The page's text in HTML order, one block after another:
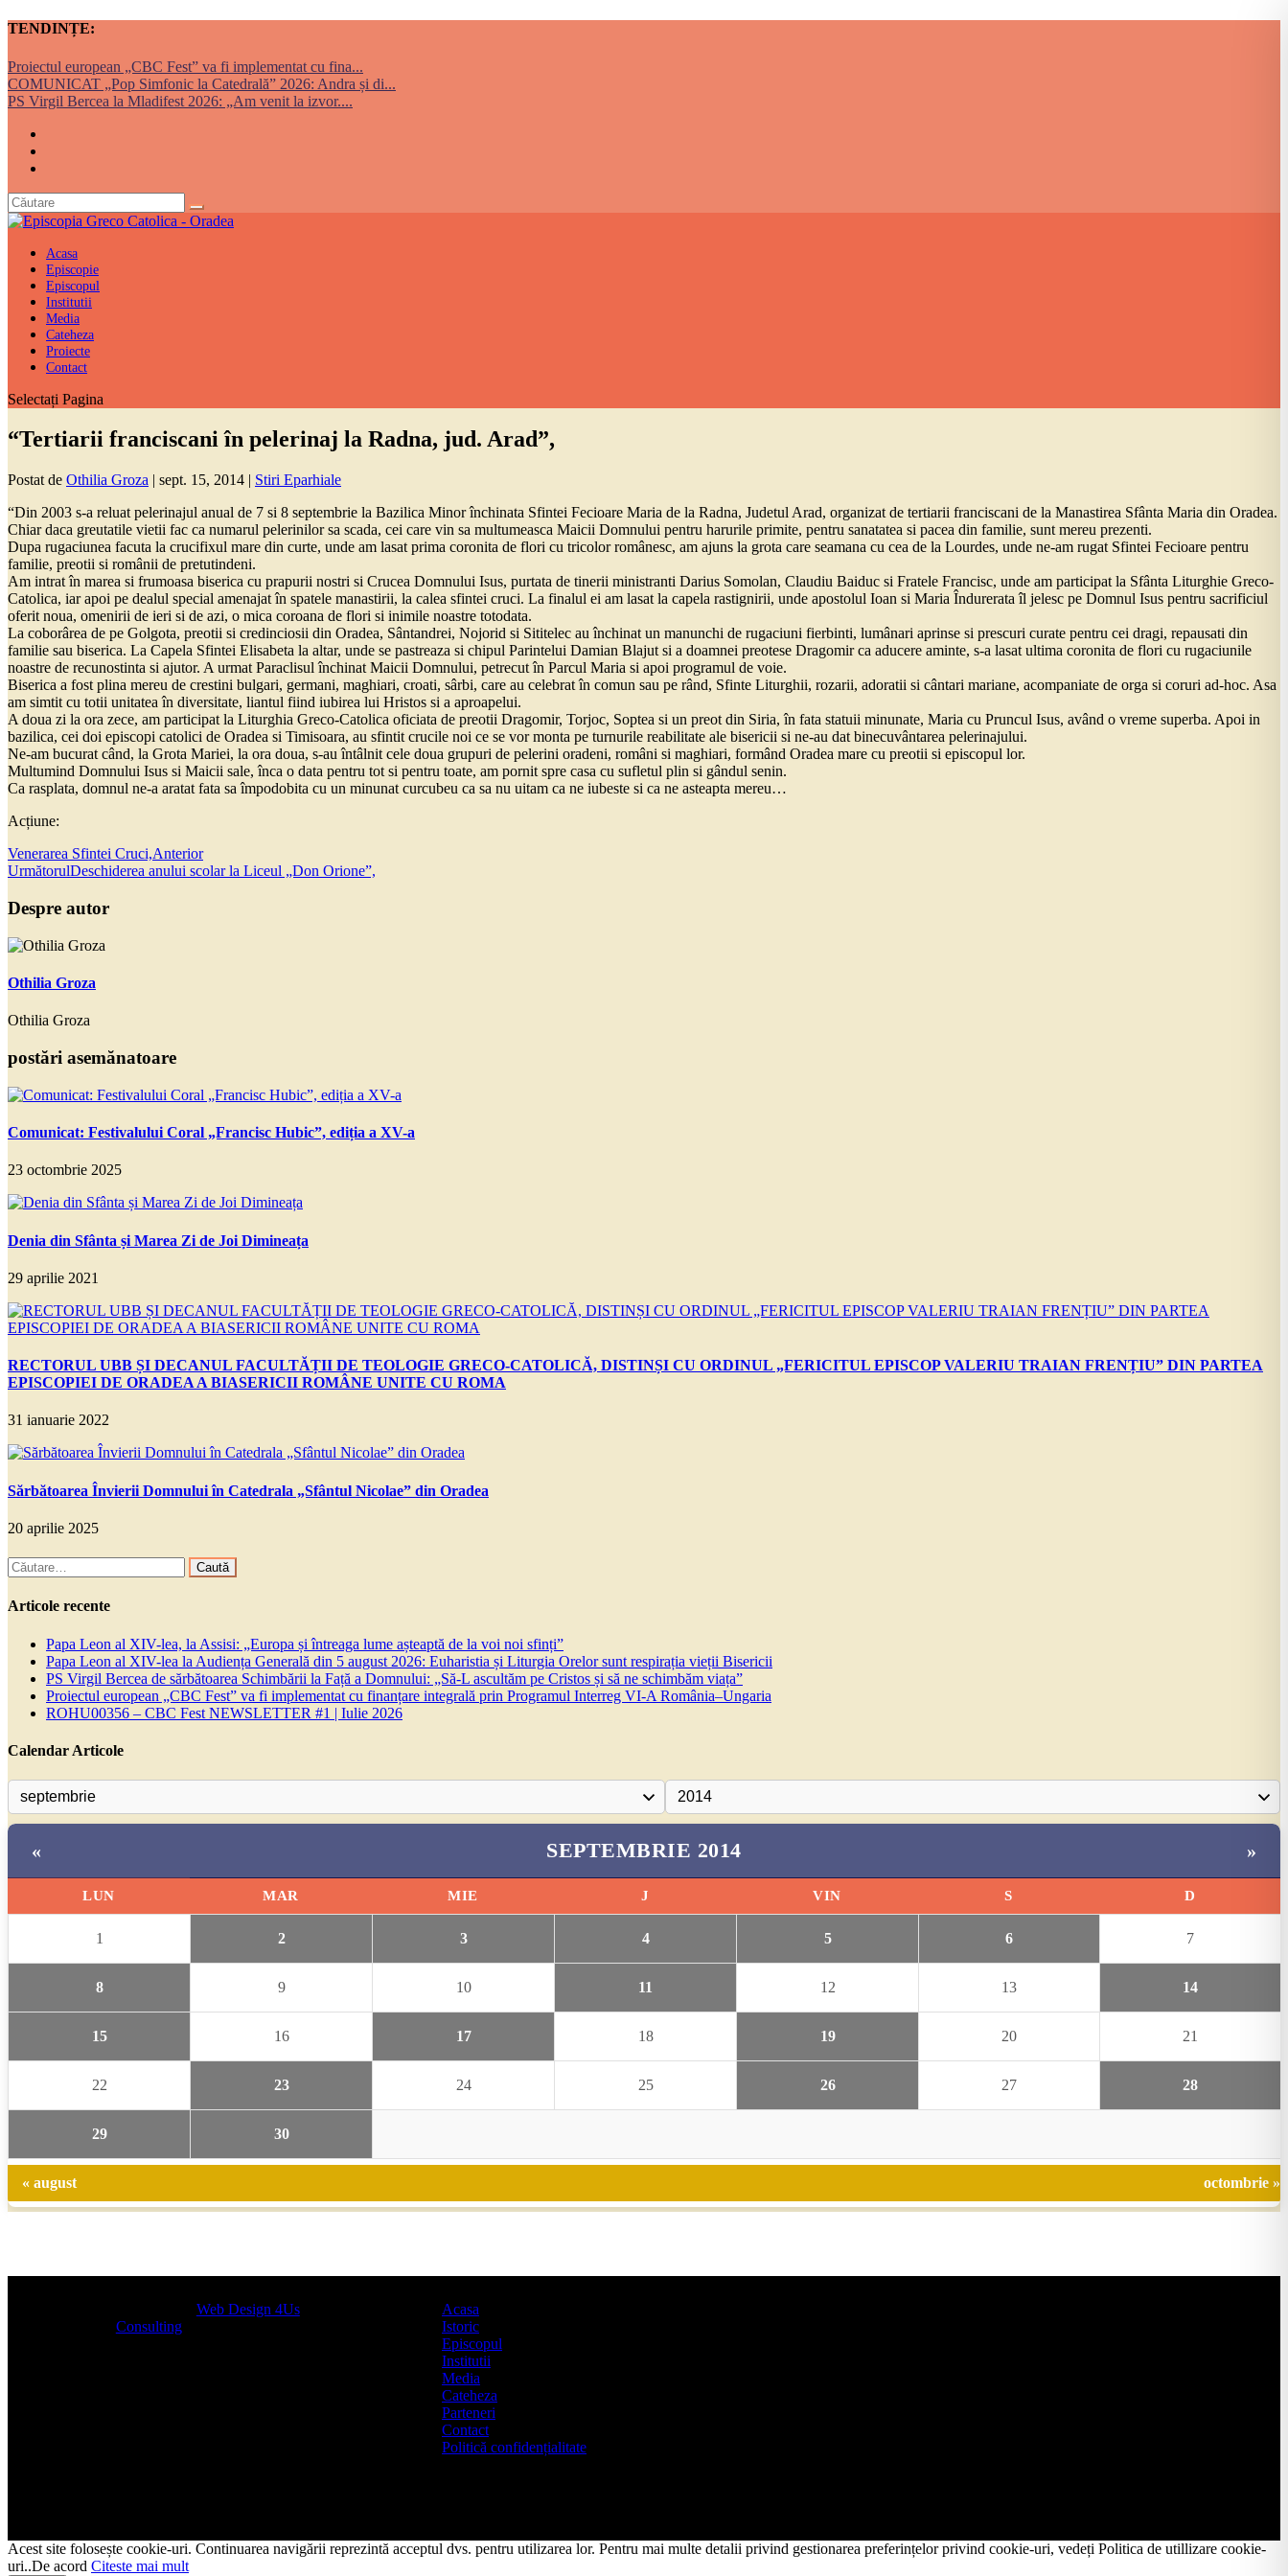
TENDINȚE:
Proiectul european „CBC Fest” va fi implementat cu fina...
COMUNICAT „Pop Simfonic la Catedrală” 2026: Andra și di...
PS Virgil Bercea la Mladifest 2026: „Am venit la izvor....
Acasa
Episcopie
Episcopul
Institutii
Media
Cateheza
Proiecte
Contact
Selectați Pagina
“Tertiarii franciscani în pelerinaj la Radna, jud. Arad”,
Postat de Othilia Groza | sept. 15, 2014 | Stiri Eparhiale
“Din 2003 s-a reluat pelerinajul anual de 7 si 8 septembrie la Bazilica Minor închinata Sfintei Fecioare Maria de la Radna, Judetul Arad, organizat de tertiarii franciscani de la Manastirea Sfânta Maria din Oradea.
Chiar daca greutatile vietii fac ca numarul pelerinilor sa scada, cei care vin sa multumeasca Maicii Domnului pentru harurile primite, pentru sanatatea si pacea din familie, sunt mereu prezenti.
Dupa rugaciunea facuta la crucifixul mare din curte, unde am lasat prima coronita de flori cu tricolor românesc, am ajuns la grota care seamana cu cea de la Lourdes, unde ne-am rugat Sfintei Fecioare pentru
familie, preotii si românii de pretutindeni.
Am intrat în marea si frumoasa biserica cu prapurii nostri si Crucea Domnului Isus, purtata de tinerii ministranti Darius Somolan, Claudiu Baiduc si Fratele Francisc, unde am participat la Sfânta Liturghie Greco-
Catolica, iar apoi pe dealul special amenajat în spatele manastirii, la calea sfintei cruci. La finalul ei am lasat la capela rastignirii, unde apostolul Ioan si Maria Îndurerata îl jelesc pe Domnul Isus pentru sacrificiul
oferit noua, omenirii de ieri si de azi, o mica coroana de flori si inimile noastre totodata.
La coborârea de pe Golgota, preotii si credinciosii din Oradea, Sântandrei, Nojorid si Sititelec au închinat un manunchi de rugaciuni fierbinti, lumânari aprinse si prescuri curate pentru cei dragi, repausati din
familie sau biserica. La Capela Sfintei Elisabeta la altar, unde se pastreaza si chipul Parintelui Damian Blajut si a doamnei preotese Dragomir ca aducere aminte, s-a lasat ultima coronita de flori cu rugaciunile
noastre de recunostinta si ajutor. A urmat Paraclisul închinat Maicii Domnului, petrecut în Parcul Maria si apoi programul de voie.
Biserica a fost plina mereu de crestini bulgari, germani, maghiari, croati, sârbi, care au celebrat în comun sau pe rând, Sfinte Liturghii, rozarii, adoratii si cântari mariane, acompaniate de orga si coruri ad-hoc. Asa
am simtit cu totii unitatea în diversitate, liantul fiind iubirea lui Hristos si a aproapelui.
A doua zi la ora zece, am participat la Liturghia Greco-Catolica oficiata de preotii Dragomir, Torjoc, Soptea si un preot din Siria, în fata statuii minunate, Maria cu Pruncul Isus, având o vreme superba. Apoi in
bazilica, cei doi episcopi catolici de Oradea si Timisoara, au sfintit crucile noi ce se vor monta pe turnurile reabilitate ale bisericii si ne-au dat binecuvântarea pelerinajului.
Ne-am bucurat când, la Grota Mariei, la ora doua, s-au întâlnit cele doua grupuri de pelerini oradeni, români si maghiari, formând Oradea mare cu preotii si episcopul lor.
Multumind Domnului Isus si Maicii sale, înca o data pentru tot si pentru toate, am pornit spre casa cu sufletul plin si gândul senin.
Ca rasplata, domnul ne-a aratat fata sa împodobita cu un minunat curcubeu ca sa nu uitam ca ne iubeste si ca ne asteapta mereu…
Acțiune:
Venerarea Sfintei Cruci,Anterior
UrmătorulDeschiderea anului scolar la Liceul „Don Orione”,
Despre autor
Othilia Groza
Othilia Groza
postări asemănatoare
Comunicat: Festivalului Coral „Francisc Hubic”, ediția a XV-a
23 octombrie 2025
Denia din Sfânta și Marea Zi de Joi Dimineața
29 aprilie 2021
RECTORUL UBB ȘI DECANUL FACULTĂȚII DE TEOLOGIE GRECO-CATOLICĂ, DISTINȘI CU ORDINUL „FERICITUL EPISCOP VALERIU TRAIAN FRENȚIU” DIN PARTEA
EPISCOPIEI DE ORADEA A BIASERICII ROMÂNE UNITE CU ROMA
31 ianuarie 2022
Sărbătoarea Învierii Domnului în Catedrala „Sfântul Nicolae” din Oradea
20 aprilie 2025
Caută
după:
Articole recente
Papa Leon al XIV-lea, la Assisi: „Europa și întreaga lume așteaptă de la voi noi sfinți”
Papa Leon al XIV-lea la Audiența Generală din 5 august 2026: Euharistia și Liturgia Orelor sunt respirația vieții Bisericii
PS Virgil Bercea de sărbătoarea Schimbării la Față a Domnului: „Să-L ascultăm pe Cristos și să ne schimbăm viața”
Proiectul european „CBC Fest” va fi implementat cu finanțare integrală prin Programul Interreg VI-A România–Ungaria
ROHU00356 – CBC Fest NEWSLETTER #1 | Iulie 2026
Calendar Articole
« SEPTEMBRIE 2014 »
LUN MAR MIE J VIN S D
1 2 3 4 5 6 7
8 9 10 11 12 13 14
15 16 17 18 19 20 21
22 23 24 25 26 27 28
29 30
« august octombrie »
Web Design 4Us
Consulting|
Acasa
Istoric
Episcopul
Institutii
Media
Cateheza
Parteneri
Contact
Politică confidențialitate
Acest site folosește cookie-uri. Continuarea navigării reprezintă acceptul dvs. pentru utilizarea lor. Pentru mai multe detalii privind gestionarea preferințelor privind cookie-uri, vedeți Politica de utillizare cookie-
uri..De acord Citeste mai mult